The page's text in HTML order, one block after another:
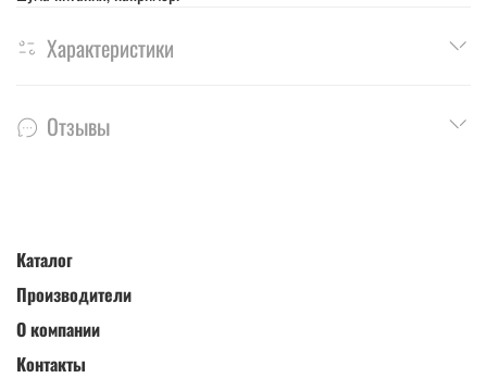
Характеристики
Отзывы
Каталог
Производители
О компании
Контакты